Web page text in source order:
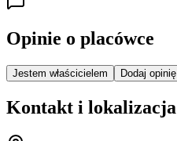
Opinie o placówce
Jestem właścicielem Dodaj opinię
Kontakt i lokalizacja